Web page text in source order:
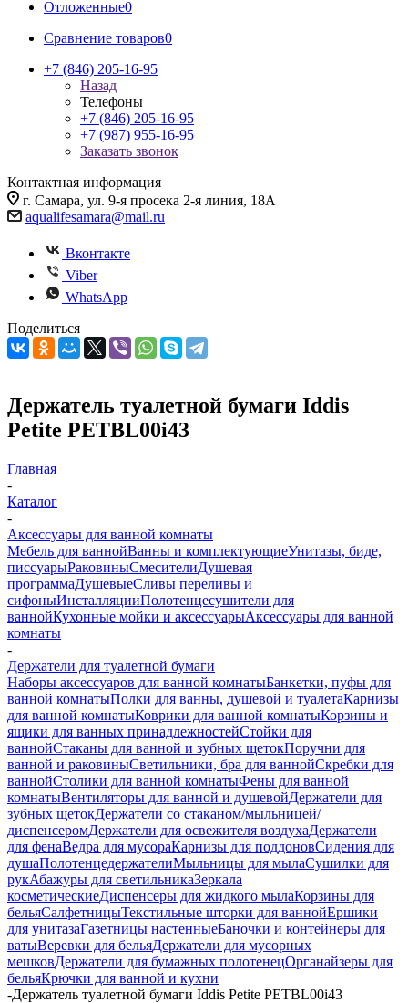
Отложенные0
Сравнение товаров0
+7 (846) 205-16-95
Назад
Телефоны
+7 (846) 205-16-95
+7 (987) 955-16-95
Заказать звонок
Контактная информация
г. Самара, ул. 9-я просека 2-я линия, 18А
aqualifesamara@mail.ru
Вконтакте
Viber
WhatsApp
Поделиться
Держатель туалетной бумаги Iddis
Petite PETBL00i43
Главная
-
Каталог
-
Аксессуары для ванной комнаты
Мебель для ваннойВанны и комплектующиеУнитазы, биде,
писсуарыРаковиныСмесителиДушевая
программаДушевыеСливы переливы и
сифоныИнсталляцииПолотенцесушители для
ваннойКухонные мойки и аксессуарыАксессуары для ванной
комнаты
-
Держатели для туалетной бумаги
Наборы аксессуаров для ванной комнатыБанкетки, пуфы для
ванной комнатыПолки для ванны, душевой и туалетаКарнизы
для ванной комнатыКоврики для ванной комнатыКорзины и
ящики для ванных принадлежностейСтойки для
ваннойСтаканы для ванной и зубных щетокПоручни для
ванной и раковиныСветильники, бра для ваннойСкребки для
ваннойСтолики для ванной комнатыФены для ванной
комнатыВентиляторы для ванной и душевойДержатели для
зубных щетокДержатели со стаканом/мыльницей/
диспенсеромДержатели для освежителя воздухаДержатели
для фенаВедра для мусораКарнизы для поддоновСидения для
душаПолотенцедержателиМыльницы для мылаСушилки для
рукАбажуры для светильникаЗеркала
косметическиеДиспенсеры для жидкого мылаКорзины для
бельяСалфетницыТекстильные шторки для ваннойЕршики
для унитазаГазетницы настенныеБаночки и контейнеры для
ватыВеревки для бельяДержатели для мусорных
мешковДержатели для бумажных полотенецОрганайзеры для
бельяКрючки для ванной и кухни
-Держатель туалетной бумаги Iddis Petite PETBL00i43